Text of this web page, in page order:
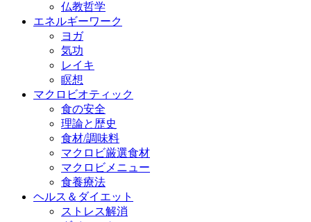
仏教哲学
エネルギーワーク
ヨガ
気功
レイキ
瞑想
マクロビオティック
食の安全
理論と歴史
食材/調味料
マクロビ厳選食材
マクロビメニュー
食養療法
ヘルス＆ダイエット
ストレス解消